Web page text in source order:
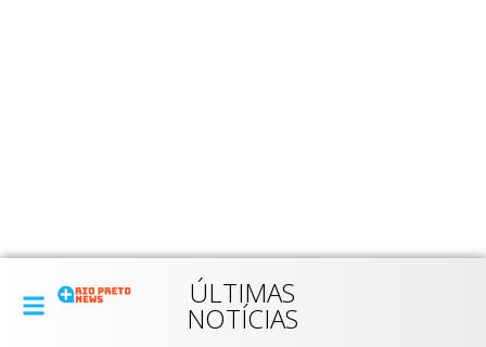
ÚLTIMAS
NOTÍCIAS